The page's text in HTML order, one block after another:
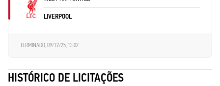
LIVERPOOL
TERMINADO,09/12/25, 13:02
HISTÓRICO DE LICITAÇÕES